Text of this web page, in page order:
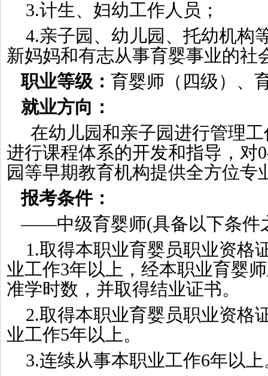
3.计生、妇幼工作人员；
4.亲子园、幼儿园、托幼机构
新妈妈和有志从事育婴事业的社
职业等级： 育婴师（四级）、
就业方向：
在幼儿园和亲子园进行管理
进行课程体系的开发和指导，对
园等早期教育机构提供全方位专
报考条件：
——中级育婴师(具备以下条件
1.取得本职业育婴员职业资格
业工作3年以上，经本职业育婴
准学时数，并取得结业证书。
2.取得本职业育婴员职业资格
业工作5年以上。
3.连续从事本职业工作6年以上